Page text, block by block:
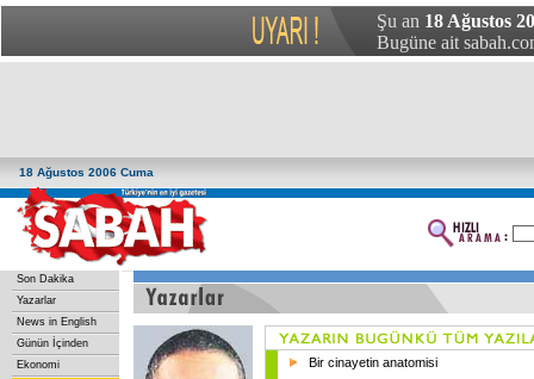
Şu an 18 Ağustos
Bugüne ait
18 Ağustos 2006 Cuma
Son Dakika
Yazarlar
News in English
Günün İçinden
Ekonomi
Bir cinayetin anatomisi